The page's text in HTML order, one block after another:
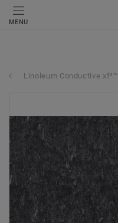
MENU
Linoleum Conductive xf²™